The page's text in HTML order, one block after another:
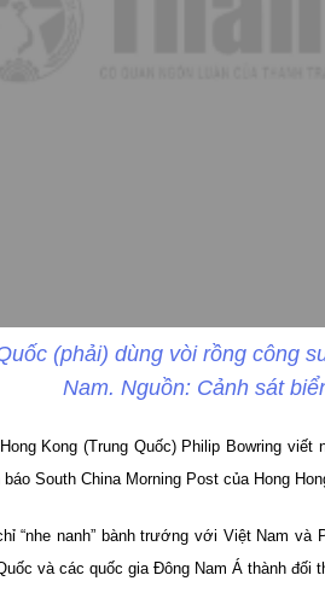
(phải) dùng vòi rồng công
Nam. Nguồn: Cảnh sát
Kong (Trung Quốc) Philip Bowring
South China Morning Post của Hong
“nhe nanh” bành trướng với Việt Nam
và các quốc gia Đông Nam Á thành đối